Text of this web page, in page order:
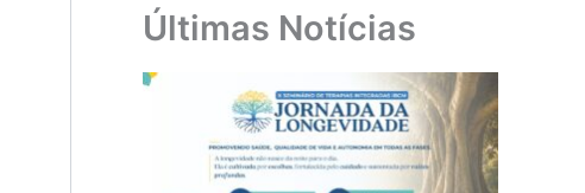
Últimas Notícias